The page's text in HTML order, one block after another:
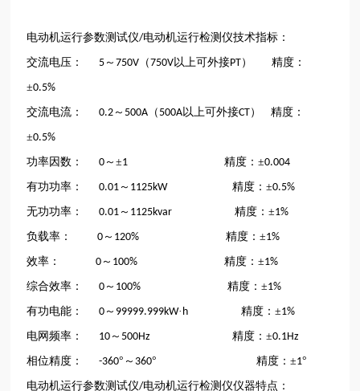
电动机运行参数测试仪/电动机运行检测仪技术指标：
交流电压： 5 ～750V （750V以上可外接PT） 精度：
±0.5%
交流电流：
0.2 ～ 500A （ 500A以上可外接CT） 精度：
±0.5%
功率因数：
0 ～±1精度：±0.004
有功功率：
0.01 ～ 1125kW精度：±0.5%
无功功率：
0.01 ～ 1125kvar精度：±1%
负载率：
0 ～ 120%精度：±1%
效率：
0 ～ 100%精度：±1%
综合效率：
0 ～ 100%精度：±1%
有功电能：
0 ～ 99999.999kW· h精度：±1%
电网频率：
10 ～ 500Hz精度：±0.1Hz
相位精度：
-360°～ 360° 精度：±1°
电动机运行参数测试仪/电动机运行检测仪仪器特点：